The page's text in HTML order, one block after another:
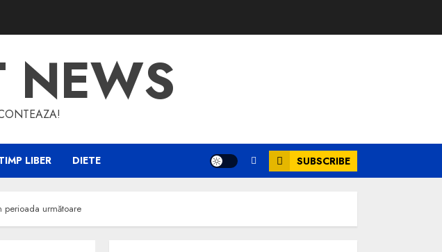
NEWS
LIBER DIETE SUBSCRIBE
perioada următoare